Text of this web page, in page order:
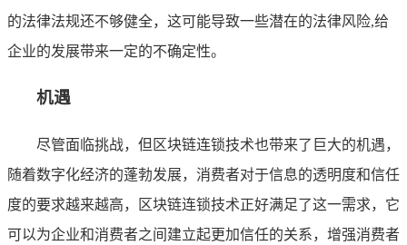
的法律法规还不够健全，这可能导致一些潜在的法律风险,给
企业的发展带来一定的不确定性。
机遇
尽管面临挑战，但区块链连锁技术也带来了巨大的机遇，
随着数字化经济的蓬勃发展，消费者对于信息的透明度和信任
度的要求越来越高，区块链连锁技术正好满足了这一需求，它
可以为企业和消费者之间建立起更加信任的关系，增强消费者